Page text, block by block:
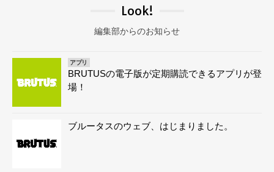
Look!
編集部からのお知らせ
アプリ
BRUTUSの電子版が定期購読できるアプリが登
場！
ブルータスのウェブ、はじまりました。